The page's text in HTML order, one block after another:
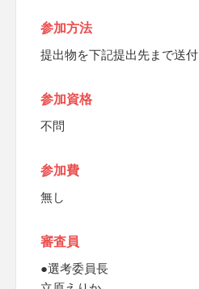
参加方法
提出物を下記提出先まで送付
参加資格
不問
参加費
無し
審査員
●選考委員長